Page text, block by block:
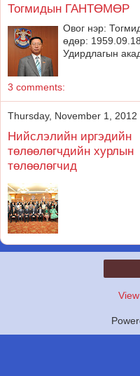
Тогмидын ГАНТӨМӨР
Овог нэр:
өдөр:
Удирдлагын
3 comments:
Thursday, November 1, 2012
Нийслэлийн иргэдийн
төлөөлөгчдийн хурлын
төлөөлөгчид